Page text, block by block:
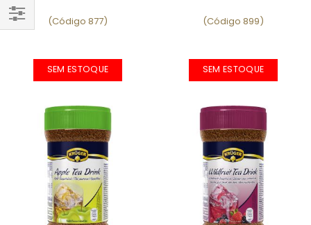
(Código 877)
SEM ESTOQUE
(Código 899)
SEM ESTOQUE
FILTRAR